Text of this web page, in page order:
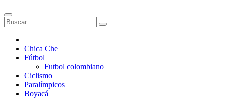
Chica Che
Fútbol
Futbol colombiano
Ciclismo
Paralímpicos
Boyacá